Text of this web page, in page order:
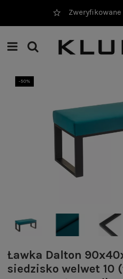
-50%
Ławka Dalton
siedzisko welwet 10